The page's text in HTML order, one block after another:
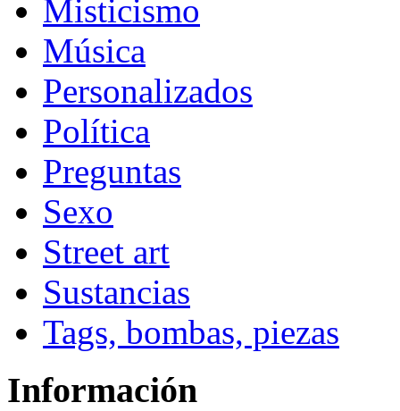
Misticismo
Música
Personalizados
Política
Preguntas
Sexo
Street art
Sustancias
Tags, bombas, piezas
Información